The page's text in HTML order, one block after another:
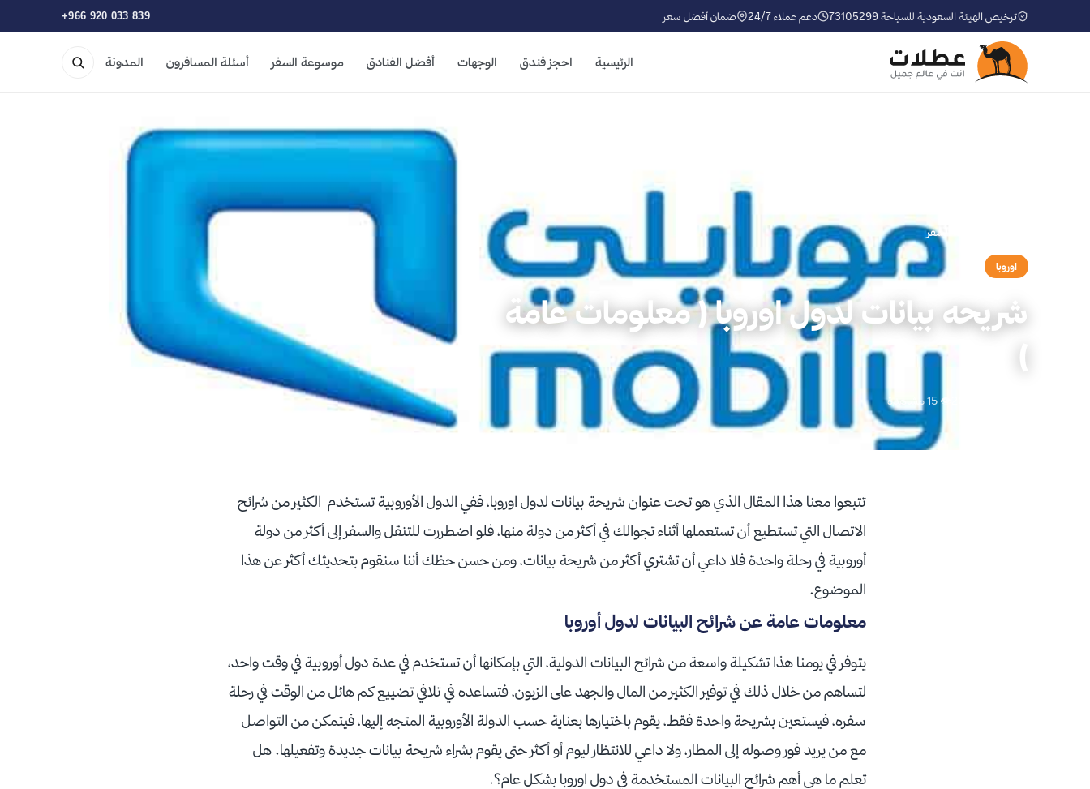
ترخيص الهيئة السعودية للسياحة 73105299 دعم عملاء 24/7 ضمان أفضل سعر +966 920 033 839
الرئيسية احجز فندق الوجهات أفضل الفنادق موسوعة السفر أسئلة المسافرون المدونة
موسوعة السفر
اوروبا
شريحه بيانات لدول اوروبا ( معلومات عامة
)
👁 15 مشاهدة
تتبعوا معنا هذا المقال الذي هو تحت عنوان شريحة بيانات لدول اوروبا، ففي الدول الأوروبية تستخدم الكثير من شرائح
الاتصال التي تستطيع أن تستعملها أثناء تجوالك في أكثر من دولة منها، فلو اضطررت للتنقل والسفر إلى أكثر من دولة
أوروبية في رحلة واحدة فلا داعي أن تشتري أكثر من شريحة بيانات، ومن حسن حظك أننا سنقوم بتحديثك أكثر عن هذا
الموضوع.
معلومات عامة عن شرائح البيانات لدول أوروبا
يتوفر في يومنا هذا تشكيلة واسعة من شرائح البيانات الدولية، التي بإمكانها أن تستخدم في عدة دول أوروبية في وقت واحد،
لتساهم من خلال ذلك في توفير الكثير من المال والجهد على الزبون، فتساعده في تلافي تضييع كم هائل من الوقت في رحلة
سفره، فيستعين بشريحة واحدة فقط، يقوم باختيارها بعناية حسب الدولة الأوروبية المتجه إليها، فيتمكن من التواصل
مع من يريد فور وصوله إلى المطار، ولا داعي للانتظار ليوم أو أكثر حتى يقوم بشراء شريحة بيانات جديدة وتفعيلها. هل
تعلم ما هي أهم شرائح البيانات المستخدمة في دول اوروبا بشكل عام؟.